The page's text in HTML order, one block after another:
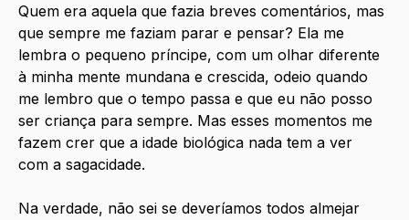
Quem era aquela que fazia breves comentários, mas
que sempre me faziam parar e pensar? Ela me
lembra o pequeno príncipe, com um olhar diferente
à minha mente mundana e crescida, odeio quando
me lembro que o tempo passa e que eu não posso
ser criança para sempre. Mas esses momentos me
fazem crer que a idade biológica nada tem a ver
com a sagacidade.
Na verdade, não sei se deveríamos todos almejar